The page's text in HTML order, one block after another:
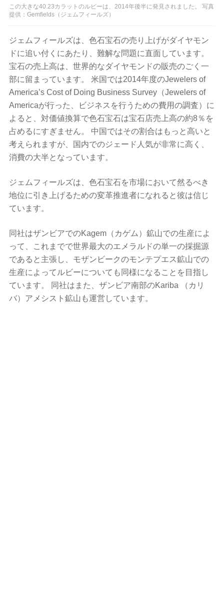
この大きな40.23カラットのルビーは、2014年後半に発見されました。 写真
提供：Gemfields（ジェムフィールズ）
ジェムフィールズは、色石宝石の売り上げがダイヤモン
ドに追い付くにあたり、難解な問題に直面しています。
宝石の売上高は、世界的なダイヤモンドの販売のごく一
部に留まっています。 米国では2014年度のJewelers of
America’s Cost of Doing Business Survey（Jewelers of
Americaが行った、ビジネスを行うための費用の調査）に
よると、対価値換算で色石宝石は宝石店売上高の約8％を
占めるにすぎません。 中国ではその割合はもっと高いと
考えられますが、国内でのジェード人気が非常に高く、
消費の大半となっています。
ジェムフィールズは、色石宝石を市場において然るべき
地位に引き上げるための変革推進者になれると彼は信じ
ています。
同社はザンビアでのKagem（カゲム）鉱山での生産によ
って、これまでで世界最大のエメラルドの単一の採掘源
であると主張し、モザンビークのモンテプエス鉱山での
生産によってルビーについても同様になることを目指し
ています。 同社はまた、ザンビア南部のKariba （カリ
バ）アメシスト鉱山も運営しています。